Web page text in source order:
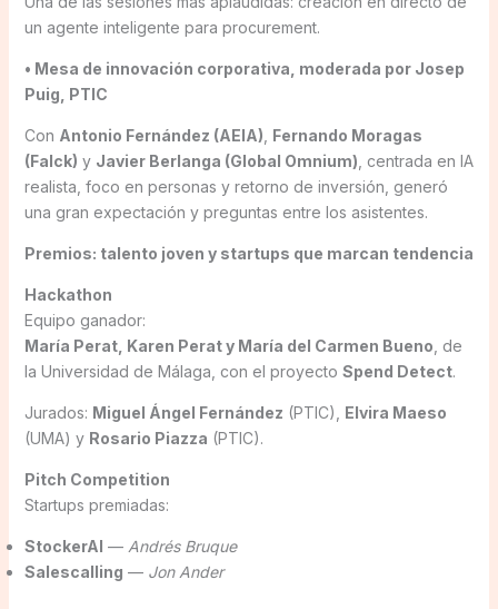
un agente inteligente para procurement.
• Mesa de innovación corporativa, moderada por Josep
Puig, PTIC
Con Antonio Fernández (AEIA) Fernando Moragas
(Falck) y Javier Berlanga (Global Omnium) , centrada en IA
realista, foco en personas y retorno de inversión, generó
una gran expectación y preguntas entre los asistentes.
Premios: talento joven y startups que marcan tendencia
Hackathon
Equipo ganador:
María Perat, Karen Perat y María del Carmen Bueno , de
la Universidad de Málaga, con el proyecto Spend Detect.
Jurados: Miguel Ángel Fernández (PTIC), Elvira Maeso
(UMA) y Rosario Piazza (PTIC).
Pitch Competition
Startups premiadas:
StockerAI — Andrés Bruque
Salescalling — Jon Ander